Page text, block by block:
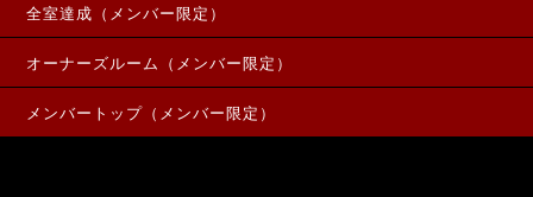
全室達成（メンバー限定）
オーナーズルーム（メンバー限定）
メンバートップ（メンバー限定）